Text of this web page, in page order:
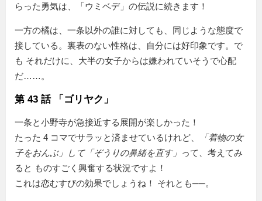
らった勇気は、「ウミベデ」の伝説に続きます！
一方の橘は、一条以外の誰に対しても、同じような態度で
接している。裏表のない性格は、自分には好印象です。で
も それだけに、大半の女子からは嫌われていそうで心配
だ……。
第 43 話 「ゴリヤク」
一条と小野寺が急接近する展開が楽しかった！
たった 4 コマでサラッと済ませているけれど、
「着物の女
子をおんぶ」して「ぞうりの鼻緒を直す」 って、考えてみ
ると ものすごく興奮する状況ですよ！
これは恋むすびの効果でしょうね！ それとも──。